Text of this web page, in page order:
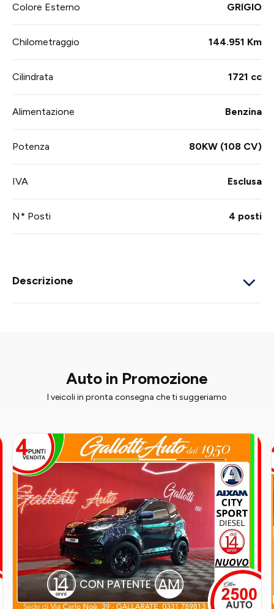
Colore Esterno GRIGIO
Chilometraggio 144.951 Km
Cilindrata 1721 cc
Alimentazione Benzina
Potenza 80KW (108 CV)
IVA Esclusa
N* Posti 4 posti
Descrizione
Auto in Promozione
I veicoli in pronta consegna che ti suggeriamo